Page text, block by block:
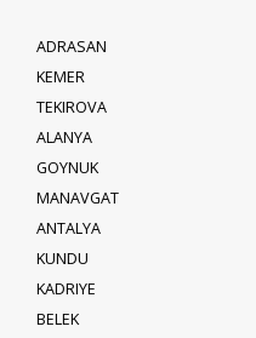
ADRASAN
KEMER
TEKIROVA
ALANYA
GOYNUK
MANAVGAT
ANTALYA
KUNDU
KADRIYE
BELEK